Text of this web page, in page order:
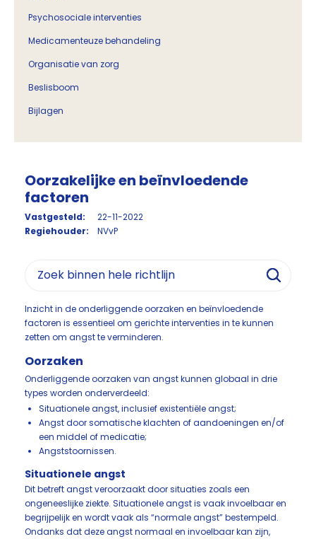
Psychosociale interventies
Medicamenteuze behandeling
Organisatie van zorg
Beslisboom
Bijlagen
Oorzakelijke en beïnvloedende
factoren
Vastgesteld:
22-11-2022
Regiehouder:
NVvP
Inzicht in de onderliggende oorzaken en beïnvloedende
factoren is essentieel om gerichte interventies in te kunnen
zetten om angst te verminderen.
Oorzaken
Onderliggende oorzaken van angst kunnen globaal in drie
types worden onderverdeeld:
Situationele angst, inclusief existentiële angst;
Angst door somatische klachten of aandoeningen en/of
een middel of medicatie;
Angststoornissen.
Situationele angst
Dit betreft angst veroorzaakt door situaties zoals een
ongeneeslijke ziekte. Situationele angst is vaak invoelbaar en
begrijpelijk en wordt vaak als “normale angst” bestempeld.
Ondanks dat deze angst normaal en invoelbaar kan zijn,